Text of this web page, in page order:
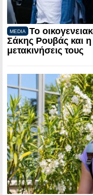
MEDIA
Το
Σάκης Ρουβάς και η
μετακινήσεις τους